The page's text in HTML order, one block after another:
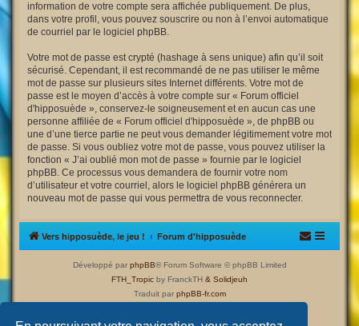
information de votre compte sera affichée publiquement. De plus,
dans votre profil, vous pouvez souscrire ou non à l’envoi automatique
de courriel par le logiciel phpBB.
Votre mot de passe est crypté (hashage à sens unique) afin qu’il soit
sécurisé. Cependant, il est recommandé de ne pas utiliser le même
mot de passe sur plusieurs sites Internet différents. Votre mot de
passe est le moyen d’accès à votre compte sur « Forum officiel
d'hipposuède », conservez-le soigneusement et en aucun cas une
personne affiliée de « Forum officiel d'hipposuède », de phpBB ou
une d’une tierce partie ne peut vous demander légitimement votre mot
de passe. Si vous oubliez votre mot de passe, vous pouvez utiliser la
fonction « J’ai oublié mon mot de passe » fournie par le logiciel
phpBB. Ce processus vous demandera de fournir votre nom
d’utilisateur et votre courriel, alors le logiciel phpBB générera un
nouveau mot de passe qui vous permettra de vous reconnecter.
Vers hipposuède, le jeu ! Forum d'hipposuède
Développé par phpBB® Forum Software © phpBB Limited
FTH_Tropic by FranckTH & Solidjeuh
Traduit par phpBB-fr.com